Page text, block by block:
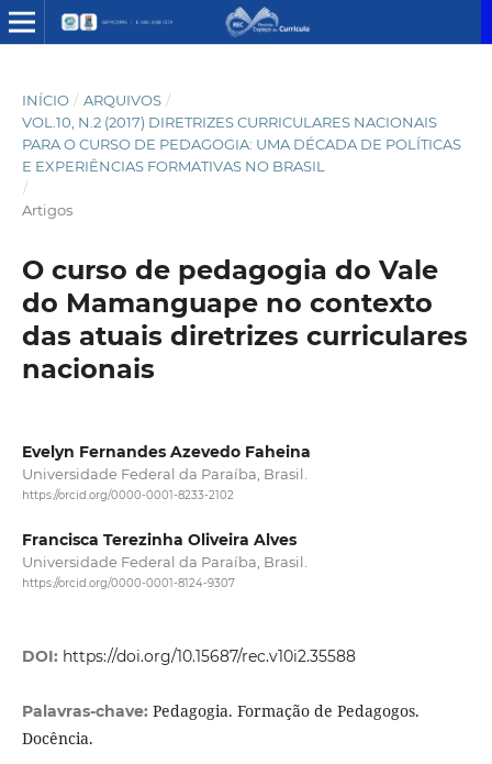
INÍCIO / ARQUIVOS /
VOL.10, N.2 (2017) DIRETRIZES CURRICULARES NACIONAIS
PARA O CURSO DE PEDAGOGIA: UMA DÉCADA DE POLÍTICAS
E EXPERIÊNCIAS FORMATIVAS NO BRASIL
/
Artigos
O curso de pedagogia do Vale
do Mamanguape no contexto
das atuais diretrizes curriculares
nacionais
Evelyn Fernandes Azevedo Faheina
Universidade Federal da Paraíba, Brasil.
https://orcid.org/0000-0001-8233-2102
Francisca Terezinha Oliveira Alves
Universidade Federal da Paraíba, Brasil.
https://orcid.org/0000-0001-8124-9307
DOI: https://doi.org/10.15687/rec.v10i2.35588
Palavras-chave: Pedagogia. Formação de Pedagogos.
Docência.